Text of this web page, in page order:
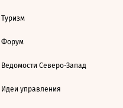
Туризм
Форум
Ведомости Северо-Запад
Идеи управления